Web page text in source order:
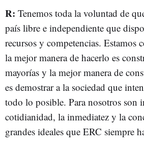
R: Tenemos toda la voluntad de
país libre e independiente que
recursos y competencias. Estamos
la mejor manera de hacerlo es
mayorías y la mejor manera de
es demostrar a la sociedad que
todo lo posible. Para nosotros son
cotidianidad, la inmediatez y la
grandes ideales que ERC siempre